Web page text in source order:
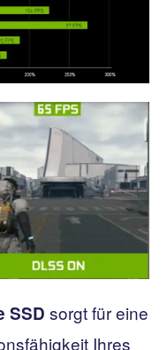
SSD sorgt für eine
Ihres